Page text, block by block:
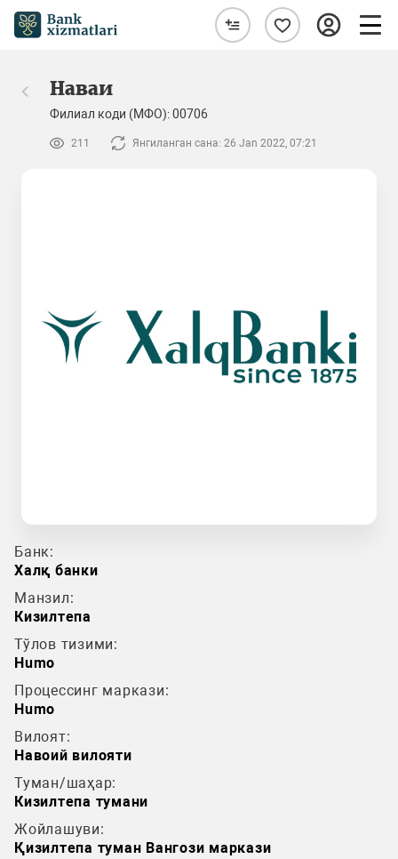
Наваи
Филиал коди (МФО): 00706
211 Янгиланган сана: 26 Jan 2022, 07:21
Банк:
Халқ банки
Манзил:
Кизилтепа
Тўлов тизими:
Humo
Процессинг маркази:
Humo
Вилоят:
Навоий вилояти
Туман/шаҳар:
Кизилтепа тумани
Жойлашуви:
Қизилтепа туман Вангози маркази